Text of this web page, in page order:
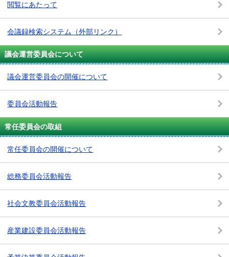
閲覧にあたって
会議録検索システム （外部リンク）
議会運営委員会について
議会運営委員会の開催について
委員会活動報告
常任委員会の取組
常任委員会の開催について
総務委員会活動報告
社会文教委員会活動報告
産業建設委員会活動報告